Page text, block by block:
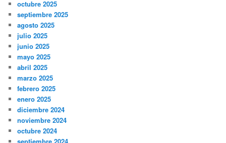
octubre 2025
septiembre 2025
agosto 2025
julio 2025
junio 2025
mayo 2025
abril 2025
marzo 2025
febrero 2025
enero 2025
diciembre 2024
noviembre 2024
octubre 2024